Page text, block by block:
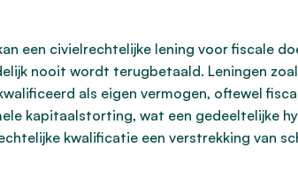
een civielrechtelijke lening voor fiscale
nooit wordt terugbetaald. Leningen
als eigen vermogen, oftewel
kapitaalstorting, wat een gedeeltelijke
kwalificatie een verstrekking van